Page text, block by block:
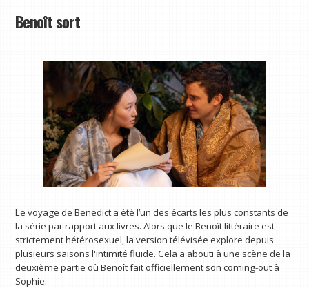
Benoît sort
Le voyage de Benedict a été l’un des écarts les plus constants de
la série par rapport aux livres. Alors que le Benoît littéraire est
strictement hétérosexuel, la version télévisée explore depuis
plusieurs saisons l'intimité fluide. Cela a abouti à une scène de la
deuxième partie où Benoît fait officiellement son coming-out à
Sophie.